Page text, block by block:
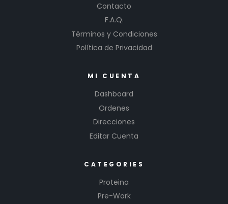
Contacto
F.A.Q.
Términos y Condiciones
Política de Privacidad
MI CUENTA
Dashboard
Ordenes
Direcciones
Editar Cuenta
CATEGORIES
Proteina
Pre-Work